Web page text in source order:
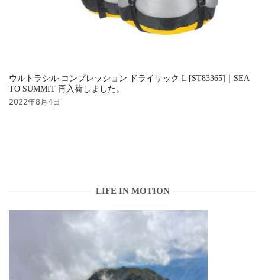
ウルトラシル コンプレッション ドライサック L [ST83365]｜SEA
TO SUMMIT 再入荷しました。
2022年8月4日
LIFE IN MOTION